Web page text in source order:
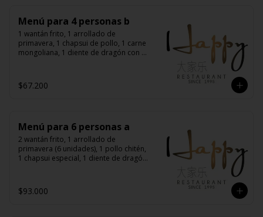
Menú para 4 personas b
1 wantán frito, 1 arrollado de
primavera, 1 chapsui de pollo, 1 carne
mongoliana, 1 diente de dragón con
$67.200
Menú para 6 personas a
2 wantán frito, 1 arrollado de
primavera (6 unidades), 1 pollo chitén,
1 chapsui especial, 1 diente de dragón
$93.000